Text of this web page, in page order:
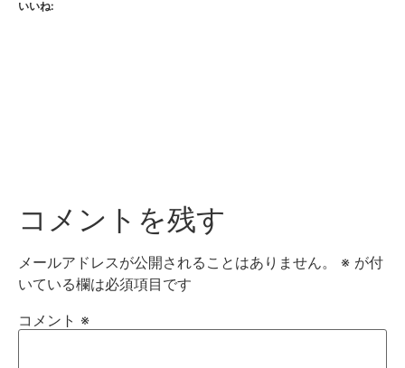
いいね:
コメントを残す
メールアドレスが公開されることはありません。 ※ が付
いている欄は必須項目です
コメント ※